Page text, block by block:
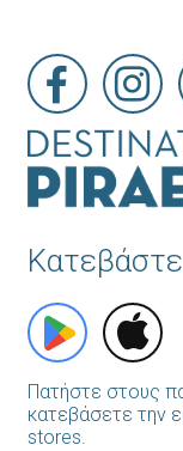
Πατήστε στους
κατεβάσετε την
stores.